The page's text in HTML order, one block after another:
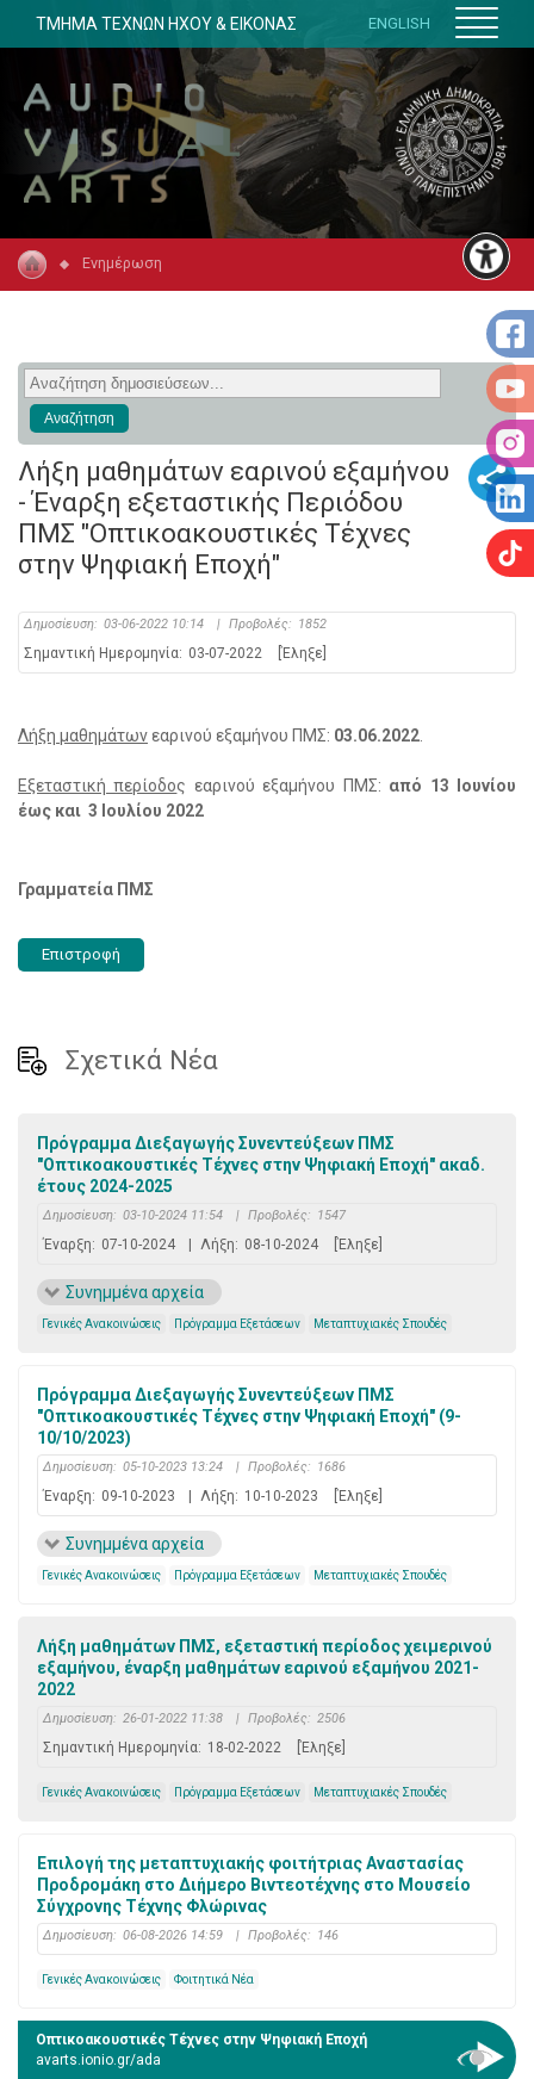
ΤΜΗΜΑ ΤΕΧΝΩΝ ΗΧΟΥ & ΕΙΚΟΝΑΣ ENGLISH
Ενημέρωση
Λήξη μαθημάτων εαρινού εξαμήνου
- Έναρξη εξεταστικής Περιόδου
ΠΜΣ "Οπτικοακουστικές Τέχνες
στην Ψηφιακή Εποχή"
Δημοσίευση: 03-06-2022 10:14 | Προβολές: 1852
Σημαντική Ημερομηνία: 03-07-2022 [Έληξε]
Λήξη μαθημάτωνεαρινού εξαμήνου ΠΜΣ: 03.06.2022
Εξεταστική περίοδος εαρινού εξαμήνου ΠΜΣ: από 13 Ιουνίου
έως και 3 Ιουλίου 2022
Γραμματεία ΠΜΣ
Επιστροφή
Σχετικά Νέα
Πρόγραμμα Διεξαγωγής Συνεντεύξεων ΠΜΣ
"Οπτικοακουστικές Τέχνες στην Ψηφιακή Εποχή" ακαδ.
έτους 2024-2025
Δημοσίευση: 03-10-2024 11:54 | Προβολές: 1547
Έναρξη: 07-10-2024 Λήξη: 08-10-2024 [Έληξε]
Συνημμένα αρχεία
Γενικές Ανακοινώσεις Πρόγραμμα Εξετάσεων Μεταπτυχιακές Σπουδές
Πρόγραμμα Διεξαγωγής Συνεντεύξεων ΠΜΣ
"Οπτικοακουστικές Τέχνες στην Ψηφιακή Εποχή" (9-
10/10/2023)
Δημοσίευση: 05-10-2023 13:24 | Προβολές: 1686
Έναρξη: 09-10-2023 Λήξη: 10-10-2023 [Έληξε]
Συνημμένα αρχεία
Γενικές Ανακοινώσεις Πρόγραμμα Εξετάσεων Μεταπτυχιακές Σπουδές
Λήξη μαθημάτων ΠΜΣ, εξεταστική περίοδος χειμερινού
εξαμήνου, έναρξη μαθημάτων εαρινού εξαμήνου 2021-
2022
Δημοσίευση: 26-01-2022 11:38 | Προβολές: 2506
Σημαντική Ημερομηνία: 18-02-2022 [Έληξε]
Γενικές Ανακοινώσεις Πρόγραμμα Εξετάσεων Μεταπτυχιακές Σπουδές
Επιλογή της μεταπτυχιακής φοιτήτριας Αναστασίας
Προδρομάκη στο Διήμερο Βιντεοτέχνης στο Μουσείο
Σύγχρονης Τέχνης Φλώρινας
Δημοσίευση: 06-08-2026 14:59 | Προβολές: 146
Γενικές Ανακοινώσεις Φοιτητικά Νέα
Οπτικοακουστικές Τέχνες στην Ψηφιακή Εποχή
avarts.ionio.gr/ada